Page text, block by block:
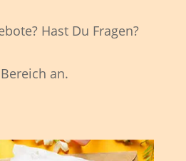
Hast Du Fragen?
an.